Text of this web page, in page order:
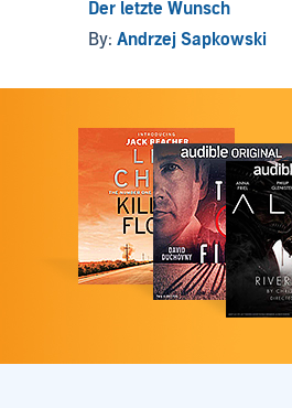
Der letzte Wunsch
By: Andrzej Sapkowski